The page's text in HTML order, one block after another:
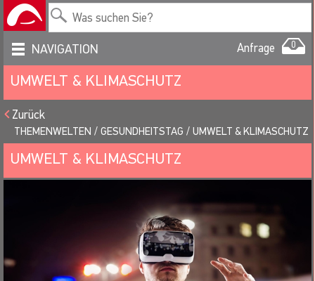
NAVIGATION Anfrage 0
UMWELT & KLIMASCHUTZ
Zurück
THEMENWELTEN GESUNDHEITSTAG UMWELT & KLIMASCHUTZ
UMWELT & KLIMASCHUTZ